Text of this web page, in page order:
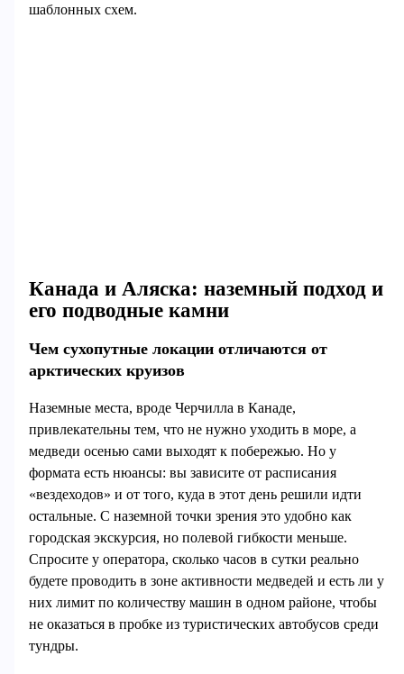
шаблонных схем.
Канада и Аляска: наземный подход и
его подводные камни
Чем сухопутные локации отличаются от
арктических круизов
Наземные места, вроде Черчилла в Канаде,
привлекательны тем, что не нужно уходить в море, а
медведи осенью сами выходят к побережью. Но у
формата есть нюансы: вы зависите от расписания
«вездеходов» и от того, куда в этот день решили идти
остальные. С наземной точки зрения это удобно как
городская экскурсия, но полевой гибкости меньше.
Спросите у оператора, сколько часов в сутки реально
будете проводить в зоне активности медведей и есть ли у
них лимит по количеству машин в одном районе, чтобы
не оказаться в пробке из туристических автобусов среди
тундры.